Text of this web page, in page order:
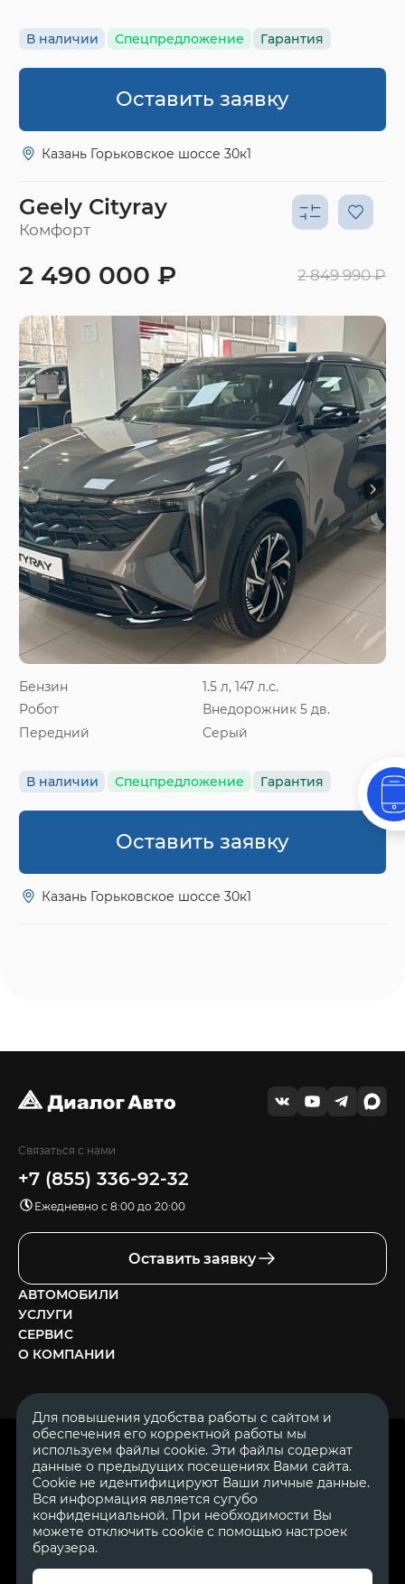
В наличии Спецпредложение Гарантия
Оставить заявку
Казань Горьковское шоссе 30к1
Geely Cityray
Комфорт
Бензин
1.5 л, 147 л.с.
Робот
Внедорожник 5 дв.
Передний
Серый
В наличии Спецпредложение Гарантия
2 490 000 ₽ 2 849 990 ₽
Оставить заявку
Казань Горьковское шоссе 30к1
Связаться с нами
+7 (855) 336-92-32
Ежедневно с 8:00 до 20:00
Оставить заявку
АВТОМОБИЛИ
УСЛУГИ
СЕРВИС
О КОМПАНИИ
© 2007—2026 «Диалог Авто» — автосалон. Все права защищены.
Обращаем Ваше внимание на то, что данный Интернет-сайт
носит исключительно информационный характер и ни при
каких условиях не является публичной офертой, определяемой
положениями Статьи 437 Гражданского Кодекса Российской
Федерации.Для получения подробной информации о
продажам автосалонов Диалог Авто. Для получения
ОГРН 1111644005153
ИНН 1644062657
Для повышения удобства работы с сайтом и
обеспечения его корректной работы мы
используем файлы cookie. Эти файлы содержат
данные о предыдущих посещениях Вами сайта.
Cookie не идентифицируют Ваши личные данные.
Вся информация является сугубо
конфиденциальной. При необходимости Вы
можете отключить cookie с помощью настроек
браузера.